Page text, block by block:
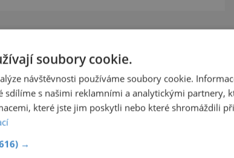
Hradec žije!
soubory cookie.
návštěvnosti používáme soubory cookie.
sdílíme s našimi reklamními a analytickými partnery,
které jste jim poskytli nebo které shromáždili
→